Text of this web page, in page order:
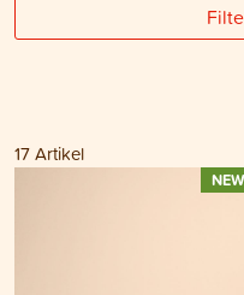
17Artikel
NEW